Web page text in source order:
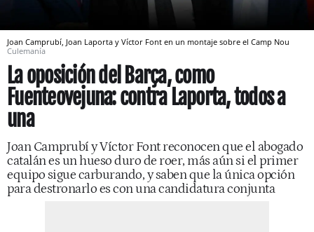
Joan Camprubí, Joan Laporta y Víctor Font en un montaje sobre el Camp Nou
Culemanía
La oposición del Barça, como
Fuenteovejuna: contra Laporta, todos a
una
Joan Camprubí y Víctor Font reconocen que el abogado
catalán es un hueso duro de roer, más aún si el primer
equipo sigue carburando, y saben que la única opción
para destronarlo es con una candidatura conjunta